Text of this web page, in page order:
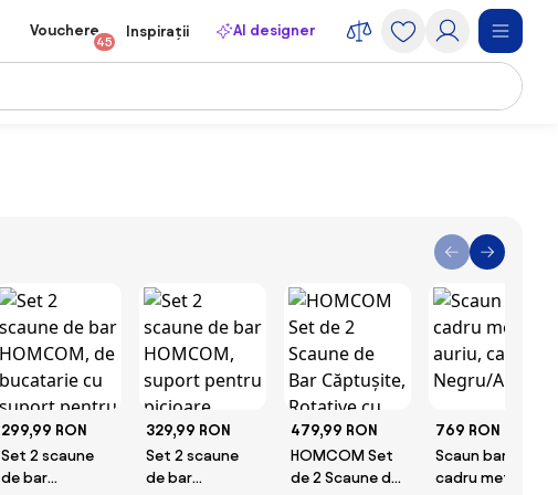
Vouchere
45
Inspirații AI designer
299,99 RON
Set 2 scaune
de bar
329,99 RON
Set 2 scaune
de bar
479,99 RON
HOMCOM Set
de 2 Scaune de
769 RON
Scaun bar,
cadru metalic